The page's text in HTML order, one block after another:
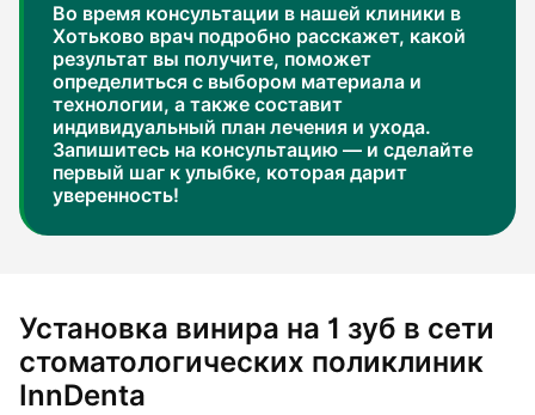
Во время консультации в нашей клиники в
Хотьково врач подробно расскажет, какой
результат вы получите, поможет
определиться с выбором материала и
технологии, а также составит
индивидуальный план лечения и ухода.
Запишитесь на консультацию — и сделайте
первый шаг к улыбке, которая дарит
уверенность!
Установка винира на 1 зуб в сети
стоматологических поликлиник
InnDenta